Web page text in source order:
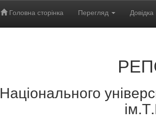
Головна сторінка Перегляд Довідка
Національного